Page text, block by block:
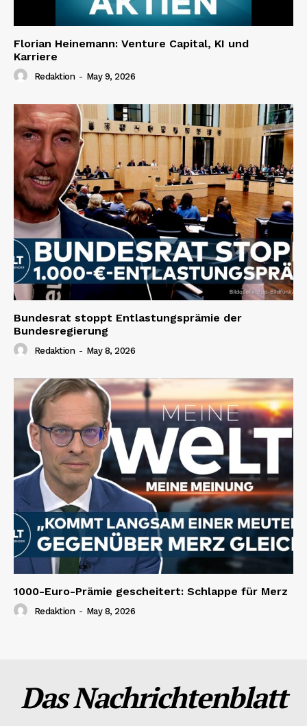
Florian Heinemann: Venture Capital, KI und
Karriere
Redaktion - May 9, 2026
Bundesrat stoppt Entlastungsprämie der
Bundesregierung
Redaktion - May 8, 2026
1000-Euro-Prämie gescheitert: Schlappe für Merz
Redaktion - May 8, 2026
Das Nachrichtenblatt